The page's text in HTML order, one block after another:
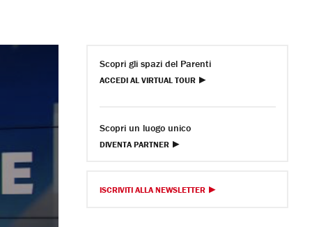
Scopri gli spazi del Parenti
ACCEDI AL VIRTUAL TOUR
Scopri un luogo unico
DIVENTA PARTNER
ISCRIVITI ALLA NEWSLETTER